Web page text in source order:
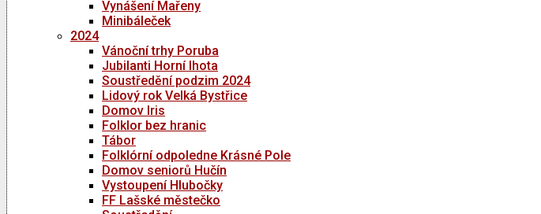
Vynášení Mařeny
Minibáleček
2024
Vánoční trhy Poruba
Jubilanti Horní lhota
Soustředění podzim 2024
Lidový rok Velká Bystřice
Domov Iris
Folklor bez hranic
Tábor
Folklórní odpoledne Krásné Pole
Domov seniorů Hučín
Vystoupení Hlubočky
FF Lašské městečko